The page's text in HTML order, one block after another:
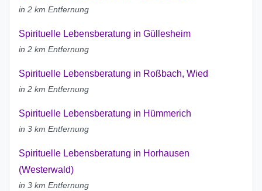
in 2 km Entfernung
Spirituelle Lebensberatung in Güllesheim
in 2 km Entfernung
Spirituelle Lebensberatung in Roßbach, Wied
in 2 km Entfernung
Spirituelle Lebensberatung in Hümmerich
in 3 km Entfernung
Spirituelle Lebensberatung in Horhausen
(Westerwald)
in 3 km Entfernung